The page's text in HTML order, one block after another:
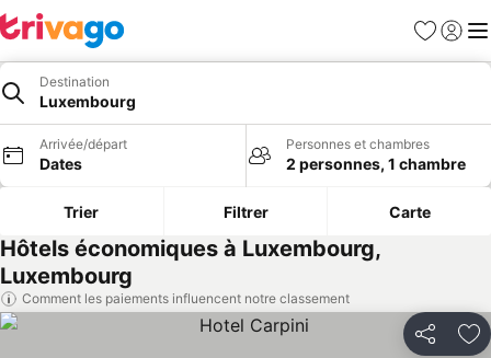
Favoris
Se
Destination
Luxembourg
Arrivée/départ
Dates
Personnes et chambres
2 personnes, 1 chambre
Trier Filtrer Carte
Hôtels économiques à Luxembourg,
Luxembourg
Comment les paiements influencent notre classement
Partager